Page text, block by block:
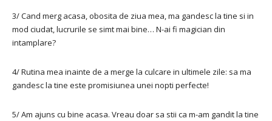
3/ Cand merg acasa, obosita de ziua mea, ma gandesc la tine si in
mod ciudat, lucrurile se simt mai bine… N-ai fi magician din
intamplare?
4/ Rutina mea inainte de a merge la culcare in ultimele zile: sa ma
gandesc la tine este promisiunea unei nopti perfecte!
5/ Am ajuns cu bine acasa. Vreau doar sa stii ca m-am gandit la tine